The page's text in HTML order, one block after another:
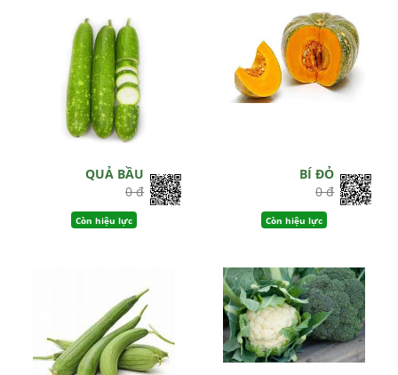
QUẢ BẦU
0 đ
Còn hiệu lực
BÍ ĐỎ
0 đ
Còn hiệu lực